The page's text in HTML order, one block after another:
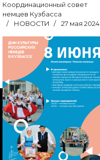
Координационный совет
немцев Кузбасса
НОВОСТИ
27 мая 2024